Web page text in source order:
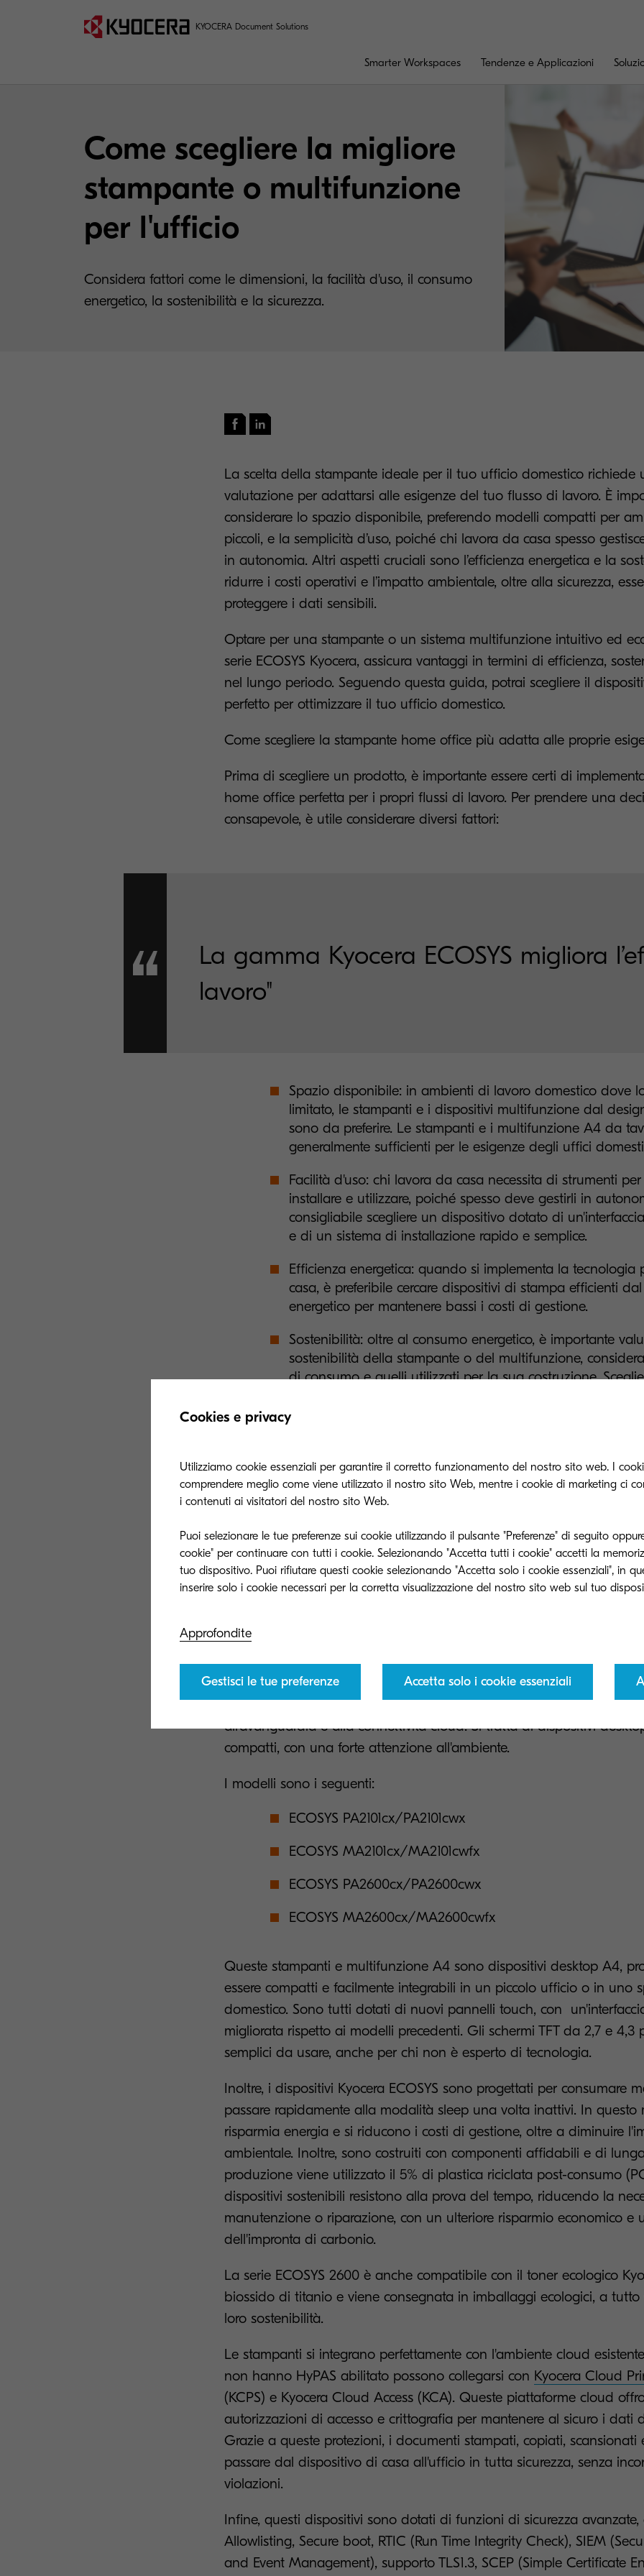
KYOCERA Document Solutions
Smarter Workspaces Tendenze e Applicazioni
Come scegliere la migliore
stampante o multifunzione
per l'ufficio
Considera fattori come le dimensioni, la facilità d'uso, il consumo
energetico, la sostenibilità e la sicurezza.
La scelta della stampante ideale per il tuo ufficio domestico richiede
valutazione per adattarsi alle esigenze del tuo flusso di lavoro. È
considerare lo spazio disponibile, preferendo modelli compatti per
piccoli, e la semplicità d’uso, poiché chi lavora da casa spesso
in autonomia. Altri aspetti cruciali sono l’efficienza energetica e la
ridurre i costi operativi e l’impatto ambientale, oltre alla sicurezza,
proteggere i dati sensibili.
Optare per una stampante o un sistema multifunzione intuitivo ed
serie ECOSYS Kyocera, assicura vantaggi in termini di efficienza,
nel lungo periodo. Seguendo questa guida, potrai scegliere il
perfetto per ottimizzare il tuo ufficio domestico.
Come scegliere la stampante home office più adatta alle proprie
Prima di scegliere un prodotto, è importante essere certi di
home office perfetta per i propri flussi di lavoro. Per prendere una
consapevole, è utile considerare diversi fattori:
La gamma Kyocera ECOSYS migliora
lavoro"
Spazio disponibile: in ambienti di lavoro domestico dove
limitato, le stampanti e i dispositivi multifunzione dal
sono da preferire. Le stampanti e i multifunzione A4 da
generalmente sufficienti per le esigenze degli uffici
Facilità d'uso: chi lavora da casa necessita di strumenti
installare e utilizzare, poiché spesso deve gestirli in
consigliabile scegliere un dispositivo dotato di
e di un sistema di installazione rapido e semplice.
Efficienza energetica: quando si implementa la tecnologia
casa, è preferibile cercare dispositivi di stampa efficienti
energetico per mantenere bassi i costi di gestione.
Sostenibilità: oltre al consumo energetico, è importante
sostenibilità della stampante o del multifunzione,
di consumo e quelli utilizzati per la sua costruzione.
affidabilità, un risparmio a lungo termine e una riduzione
Sicurezza: è fondamentale verificare che la tecnologia per
di adeguate funzioni di sicurezza, poiché una rete è
suo punto più vulnerabile. Spesso si tende a trascurare il
non adeguatamente protetti. I dati elaborati da questi
memorizzati al loro interno e, in assenza di misure di
essere accessibili a terzi con intenti malevoli.
La gamma Kyocera ECOSYS 2600
Kyocera Document Solutions ha recentemente lanciato una nuova
ECOSYS che offrono un'esperienza utente migliorata grazie a
all'avanguardia e alla connettività cloud. Si tratta di dispositivi
compatti, con una forte attenzione all'ambiente.
I modelli sono i seguenti:
ECOSYS PA2101cx/PA2101cwx
ECOSYS MA2101cx/MA2101cwfx
ECOSYS PA2600cx/PA2600cwx
ECOSYS MA2600cx/MA2600cwfx
Queste stampanti e multifunzione A4 sono dispositivi desktop A4,
essere compatti e facilmente integrabili in un piccolo ufficio o in uno
domestico. Sono tutti dotati di nuovi pannelli touch, con
migliorata rispetto ai modelli precedenti. Gli schermi TFT da 2,7 e 4,3
semplici da usare, anche per chi non è esperto di tecnologia.
Inoltre, i dispositivi Kyocera ECOSYS sono progettati per consumare
passare rapidamente alla modalità sleep una volta inattivi. In questo
risparmia energia e si riducono i costi di gestione, oltre a diminuire
ambientale. Inoltre, sono costruiti con componenti affidabili e di
produzione viene utilizzato il 5% di plastica riciclata post-consumo
dispositivi sostenibili resistono alla prova del tempo, riducendo la
manutenzione o riparazione, con un ulteriore risparmio economico e
dell'impronta di carbonio.
La serie ECOSYS 2600 è anche compatibile con il toner ecologico
biossido di titanio e viene consegnata in imballaggi ecologici, a
loro sostenibilità.
Le stampanti si integrano perfettamente con l'ambiente cloud
non hanno HyPAS abilitato possono collegarsi con Kyocera Cloud
(KCPS) e Kyocera Cloud Access (KCA). Queste piattaforme cloud
autorizzazioni di accesso e crittografia per mantenere al sicuro i dati
Grazie a queste protezioni, i documenti stampati, copiati, scansionati
passare dal dispositivo di casa all'ufficio in tutta sicurezza, senza
violazioni.
Infine, questi dispositivi sono dotati di funzioni di sicurezza avanzate,
Allowlisting, Secure boot, RTIC (Run Time Integrity Check), SIEM
and Event Management), supporto TLS1.3, SCEP (Simple Certificate
Cookies e privacy
Utilizziamo cookie essenziali per garantire il corretto funzionamento del nostro sito web. I
comprendere meglio come viene utilizzato il nostro sito Web, mentre i cookie di marketing ci
i contenuti ai visitatori del nostro sito Web.
Puoi selezionare le tue preferenze sui cookie utilizzando il pulsante "Preferenze" di seguito
cookie" per continuare con tutti i cookie. Selezionando "Accetta tutti i cookie" accetti la
tuo dispositivo. Puoi rifiutare questi cookie selezionando "Accetta solo i cookie essenziali", in
Approfondite
Gestisci le tue preferenze Accetta solo i cookie essenziali